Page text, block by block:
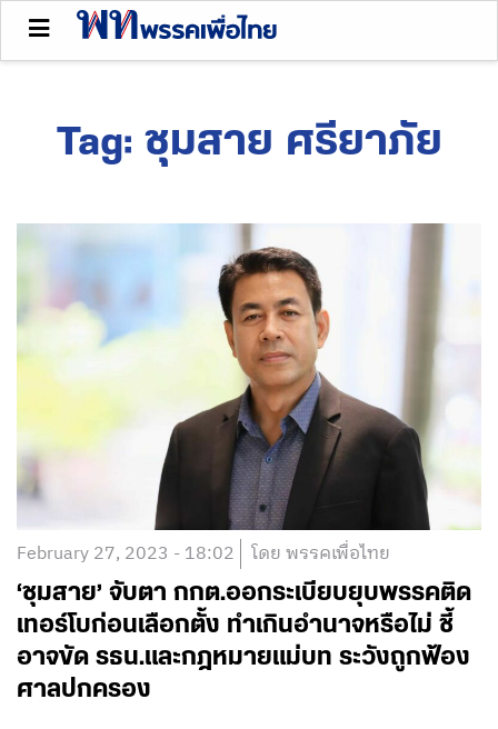
Tag: ชุมสาย ศรียาภัย
February 27, 2023 - 18:02 โดย พรรคเพื่อไทย
‘ชุมสาย’ จับตา กกต.ออกระเบียบยุบพรรคติด
เทอร์โบก่อนเลือกตั้ง ทำเกินอำนาจหรือไม่ ชี้
อาจขัด รธน.และกฎหมายแม่บท ระวังถูกฟ้อง
ศาลปกครอง